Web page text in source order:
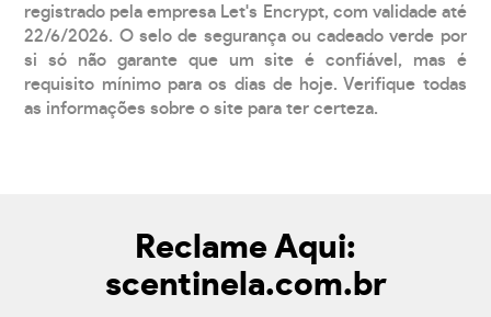
registrado pela empresa Let's Encrypt, com validade até
22/6/2026. O selo de segurança ou cadeado verde por
si só não garante que um site é confiável, mas é
requisito mínimo para os dias de hoje. Verifique todas
as informações sobre o site para ter certeza.
Reclame Aqui:
scentinela.com.br